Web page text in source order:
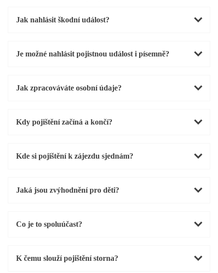
Jak nahlásit škodní událost?
Je možné nahlásit pojistnou událost i písemně?
Jak zpracováváte osobní údaje?
Kdy pojištění začíná a končí?
Kde si pojištění k zájezdu sjednám?
Jaká jsou zvýhodnění pro děti?
Co je to spoluúčast?
K čemu slouží pojištění storna?